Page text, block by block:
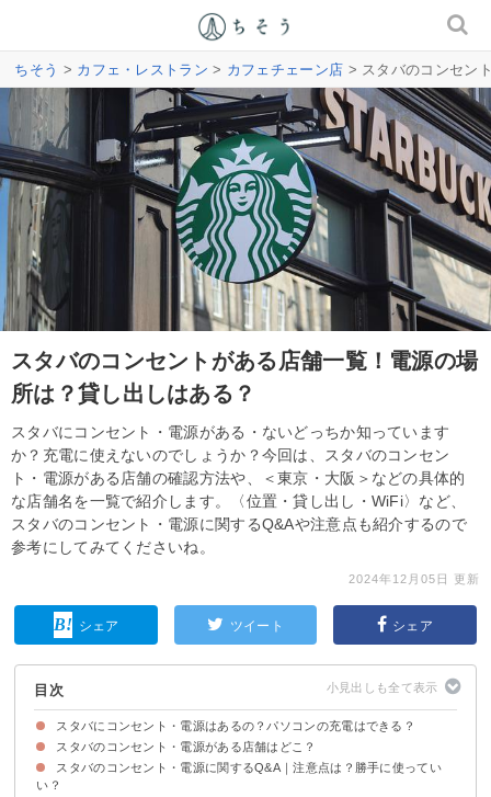
ちそう > カフェ・レストラン > カフェチェーン店 > スタバのコンセン
スタバのコンセントがある店舗一覧！電源の場
所は？貸し出しはある？
スタバにコンセント・電源がある・ないどっちか知っています
か？充電に使えないのでしょうか？今回は、スタバのコンセン
ト・電源がある店舗の確認方法や、＜東京・大阪＞などの具体的
な店舗名を一覧で紹介します。〈位置・貸し出し・WiFi〉など、
スタバのコンセント・電源に関するQ&Aや注意点も紹介するので
参考にしてみてくださいね。
2024年12月05日 更新
シェア ツイート シェア
目次
スタバにコンセント・電源はあるの？パソコンの充電はできる？
スタバにコンセント・電源があるかは店舗による
スタバのコンセント・電源がある店舗はどこ？
スタバのコンセント・電源がある店舗10選【東京】
スタバのコンセント・電源がある店舗10選【大阪/名古屋/京都】
スタバのコンセント・電源がある店舗を検索できるサイト
スタバのコンセント・電源に関するQ&A｜注意点は？勝手に使ってい
い？